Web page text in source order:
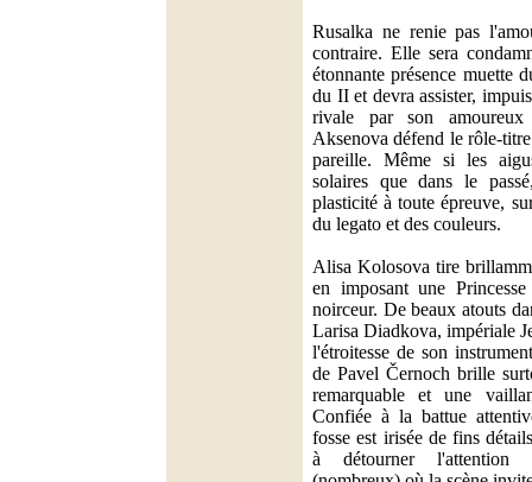
Rusalka ne renie pas
contraire. Elle sera
étonnante présence muette
du II et devra assister,
rivale par son
Aksenova défend le rôle-
pareille. Même si les
solaires que dans le
plasticité à toute épreuve,
du legato et des couleurs.
Alisa Kolosova tire
en imposant une
noirceur. De beaux atouts
Larisa Diadkova, impériale
l'étroitesse de son
de Pavel Černoch brille
remarquable et une
Confiée à la battue
fosse est irisée de fins
à détourner l'attention